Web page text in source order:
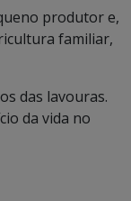
produtor e,
familiar,
das lavouras.
da vida no